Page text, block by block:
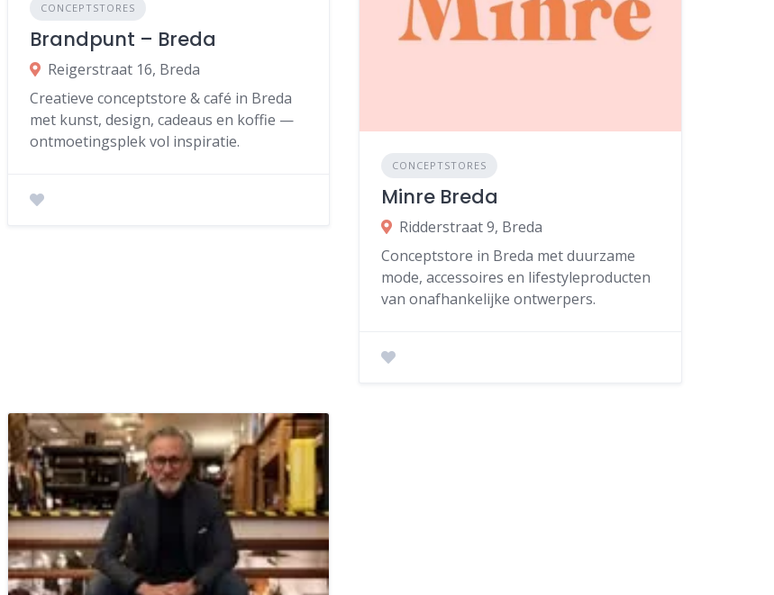
CONCEPTSTORES
Brandpunt – Breda
Reigerstraat 16, Breda
Creatieve conceptstore & café in Breda
met kunst, design, cadeaus en koffie —
ontmoetingsplek vol inspiratie.
CONCEPTSTORES
Minre Breda
Ridderstraat 9, Breda
Conceptstore in Breda met duurzame
mode, accessoires en lifestyleproducten
van onafhankelijke ontwerpers.